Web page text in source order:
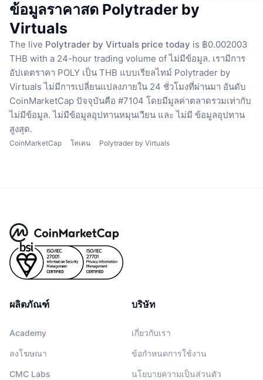
ข้อมูลราคาสด Polytrader by
Virtuals
The live Polytrader by Virtuals price today is ฿0.002003
THB with a 24-hour trading volume of ไม่มีข้อมูล. เรามีการ
อัปเดตราคา POLY เป็น THB แบบเรียลไทม์ Polytrader by
Virtuals ไม่มีการเปลี่ยนแปลงภายใน 24 ชั่วโมงที่ผ่านมา อันดับ
CoinMarketCap ปัจจุบันคือ #7104 โดยมีมูลค่าตลาดรวมเท่ากับ
ไม่มีข้อมูล. ไม่มีข้อมูลอุปทานหมุนเวียน และ ไม่มี ข้อมูลอุปทาน
สูงสุด.
CoinMarketCap โทเคน Polytrader by Virtuals
ผลิตภัณฑ์
Academy
ลงโฆษณา
CMC Labs
บริษัท
เกี่ยวกับเรา
ข้อกำหนดการใช้งาน
นโยบายความเป็นส่วนตัว